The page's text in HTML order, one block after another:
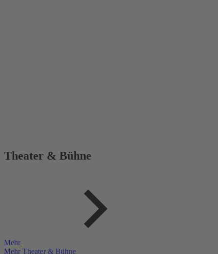
Theater & Bühne
Mehr
Mehr Theater & Bühne